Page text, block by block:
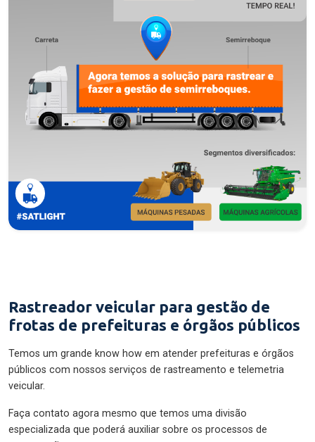
Rastreador veicular para gestão de
frotas de prefeituras e órgãos públicos
Temos um grande know how em atender prefeituras e órgãos
públicos com nossos serviços de rastreamento e telemetria
veicular.
Faça contato agora mesmo que temos uma divisão
especializada que poderá auxiliar sobre os processos de